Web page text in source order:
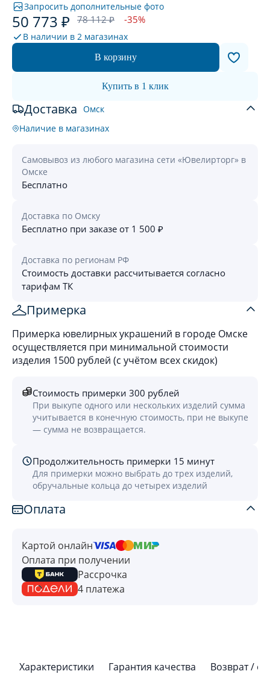
Запросить дополнительные фото
50 773 ₽ 78 112 ₽ -35%
В наличии в 2 магазинах
В корзину
Купить в 1 клик
Доставка Омск
Наличие в магазинах
Самовывоз из любого магазина сети «Ювелирторг» в
Омске
Бесплатно
Доставка по Омску
Бесплатно при заказе от 1 500 ₽
Доставка по регионам РФ
Стоимость доставки рассчитывается согласно
тарифам ТК
Примерка
Примерка ювелирных украшений в городе Омске
осуществляется при минимальной стоимости
изделия 1500 рублей (с учётом всех скидок)
Стоимость примерки 300 рублей
При выкупе одного или нескольких изделий сумма
учитывается в конечную стоимость, при не выкупе
— сумма не возвращается.
Продолжительность примерки 15 минут
Для примерки можно выбрать до трех изделий,
обручальные кольца до четырех изделий
Оплата
Картой онлайн
Оплата при получении
Рассрочка
4 платежа
Характеристики Гарантия качества Возврат /